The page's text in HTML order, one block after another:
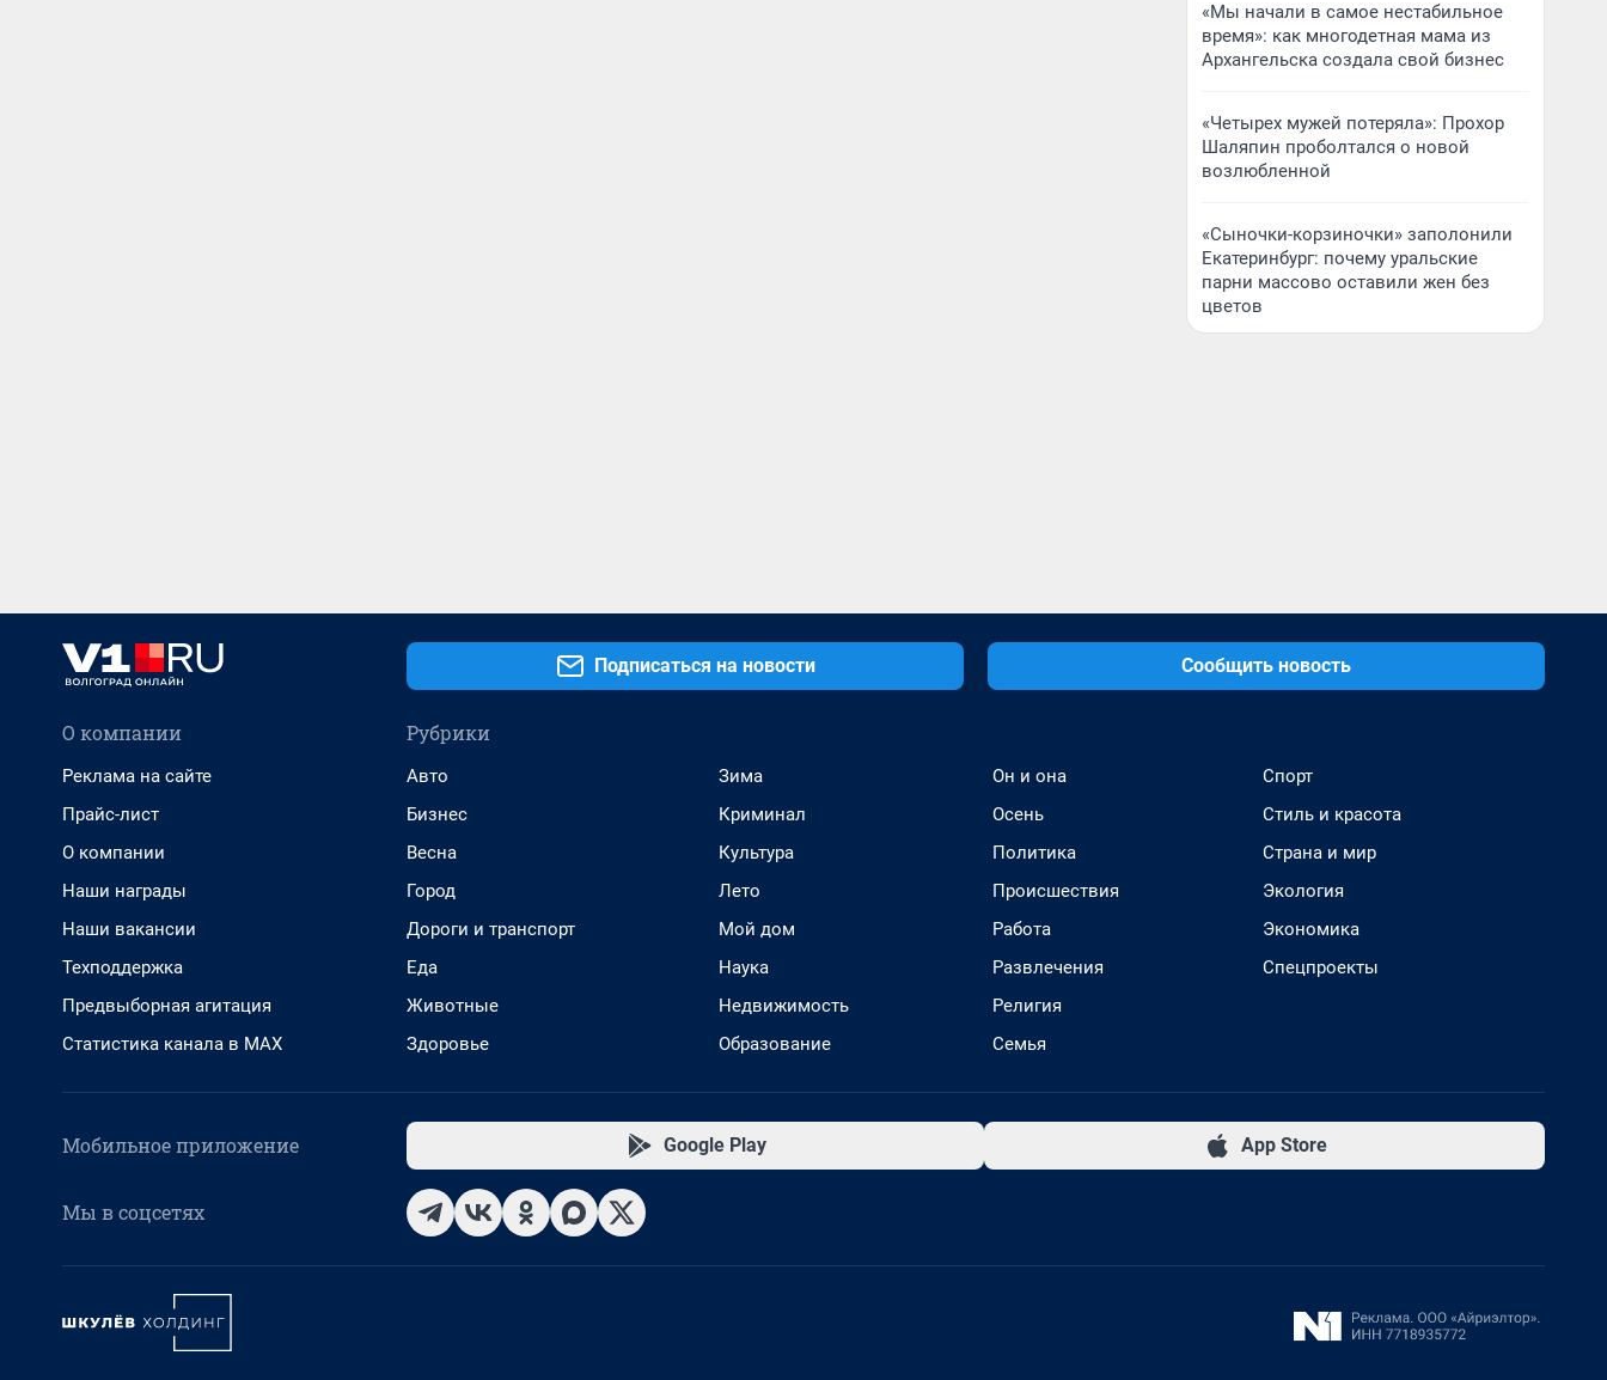
«Мы начали в самое нестабильное
время»: как многодетная мама из
Архангельска создала свой бизнес
«Четырех мужей потеряла»: Прохор
Шаляпин проболтался о новой
возлюбленной
«Сыночки-корзиночки» заполонили
Екатеринбург: почему уральские
парни массово оставили жен без
цветов
Подписаться на новости Сообщить новость
О компании
Реклама на сайте
Прайс-лист
О компании
Наши награды
Наши вакансии
Техподдержка
Предвыборная агитация
Статистика канала в MAX
Рубрики
Авто
Бизнес
Весна
Город
Дороги и транспорт
Еда
Животные
Здоровье
Зима
Криминал
Культура
Лето
Мой дом
Наука
Недвижимость
Образование
Он и она
Осень
Политика
Происшествия
Работа
Развлечения
Религия
Семья
Спорт
Стиль и красота
Страна и мир
Экология
Экономика
Спецпроекты
Мобильное приложение Google Play App Store
Мы в соцсетях